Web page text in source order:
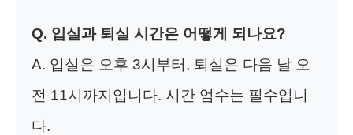
Q. 입실과 퇴실 시간은 어떻게 되나요?
A. 입실은 오후 3시부터, 퇴실은 다음 날 오
전 11시까지입니다. 시간 엄수는 필수입니
다.